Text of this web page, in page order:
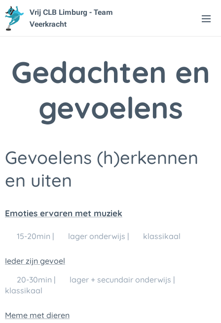
Vrij CLB Limburg - Team
Veerkracht
Gedachten en
gevoelens
Gevoelens (h)erkennen
en uiten
Emoties ervaren met muziek
🕒 15-20min | 👥 lager onderwijs | 💬 klassikaal
Ieder zijn gevoel
🕒 20-30min | 👥 lager + secundair onderwijs | 💬
klassikaal
Meme met dieren